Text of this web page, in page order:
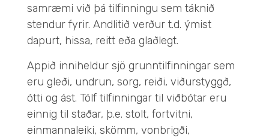
samræmi við þá tilfinningu sem táknið
stendur fyrir. Andlitið verður t.d. ýmist
dapurt, hissa, reitt eða glaðlegt.
Appið inniheldur sjö grunntilfinningar sem
eru gleði, undrun, sorg, reiði, viðurstyggð,
ótti og ást. Tólf tilfinningar til viðbótar eru
einnig til staðar, þ.e. stolt, fortvitni,
einmannaleiki, skömm, vonbrigði,